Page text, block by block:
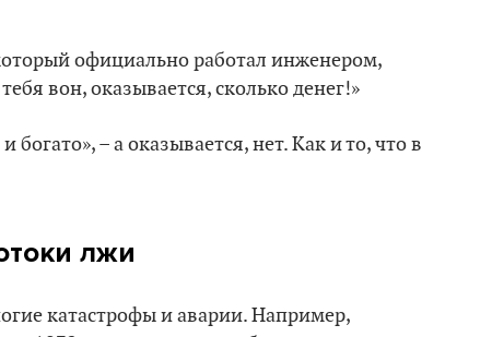
официально работал инженером,
вон, оказывается, сколько денег!»
– а оказывается, нет. Как и то, что в
лжи
катастрофы и аварии. Например,